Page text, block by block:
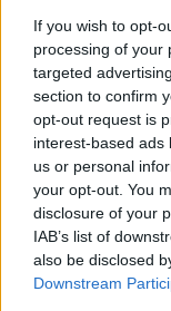
If you wish to opt-
processing of your
targeted
section to confirm
opt-out request is
interest-based ads
us or personal
your opt-out. You
disclosure of your
IAB’s list of
also be disclosed
Downstream
ARTICLES
Ciclisme